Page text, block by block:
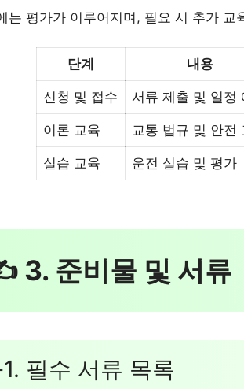
는 평가가 이루어지며, 필요 시 추가 교
단계 내용
신청 및 접수 서류 제출 및 일정
이론 교육 교통 법규 및 안전
실습 교육 운전 실습 및 평가
3. 준비물 및 서류
필수 서류 목록